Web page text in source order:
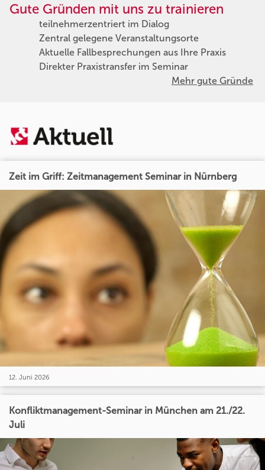
Gute Gründen mit uns zu trainieren
teilnehmerzentriert im Dialog
Zentral gelegene Veranstaltungsorte
Aktuelle Fallbesprechungen aus Ihre Praxis
Direkter Praxistransfer im Seminar
Mehr gute Gründe
Zeit im Griff: Zeitmanagement Seminar in Nürnberg
12. Juni 2026
Konfliktmanagement-Seminar in München am 21./22.
Juli